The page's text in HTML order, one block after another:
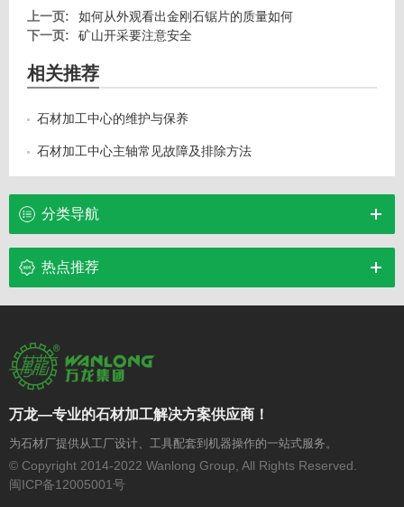
上一页:
如何从外观看出金刚石锯片的质量如何
下一页:
矿山开采要注意安全
相关推荐
石材加工中心的维护与保养
石材加工中心主轴常见故障及排除方法
分类导航
热点推荐
万龙—专业的石材加工解决方案供应商！
为石材厂提供从工厂设计、工具配套到机器操作的一站式服务。
© Copyright 2014-2022 Wanlong Group, All Rights Reserved.
闽ICP备12005001号